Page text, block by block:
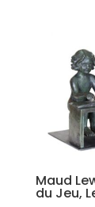
Maud
du Jeu,